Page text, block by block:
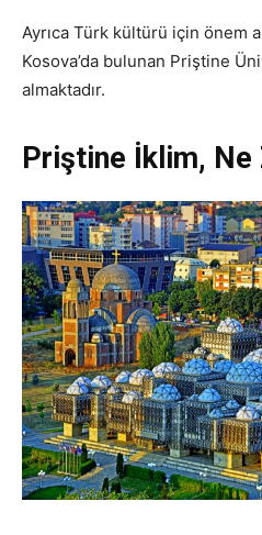
Ayrıca Türk kültürü için önem
Kosova’da bulunan Priştine
almaktadır.
Priştine İklim, Ne